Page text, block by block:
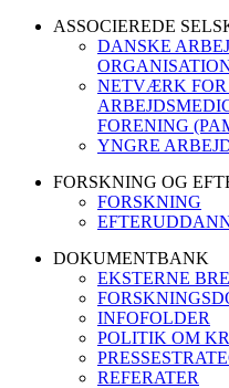
ASSOCIEREDE
DANSKE
NETVÆRK FOR
FORENING
YNGRE
FORSKNING OG
FORSKNING
DOKUMENTBANK
EKSTERNE
INFOFOLDER
POLITIK OM
REFERATER